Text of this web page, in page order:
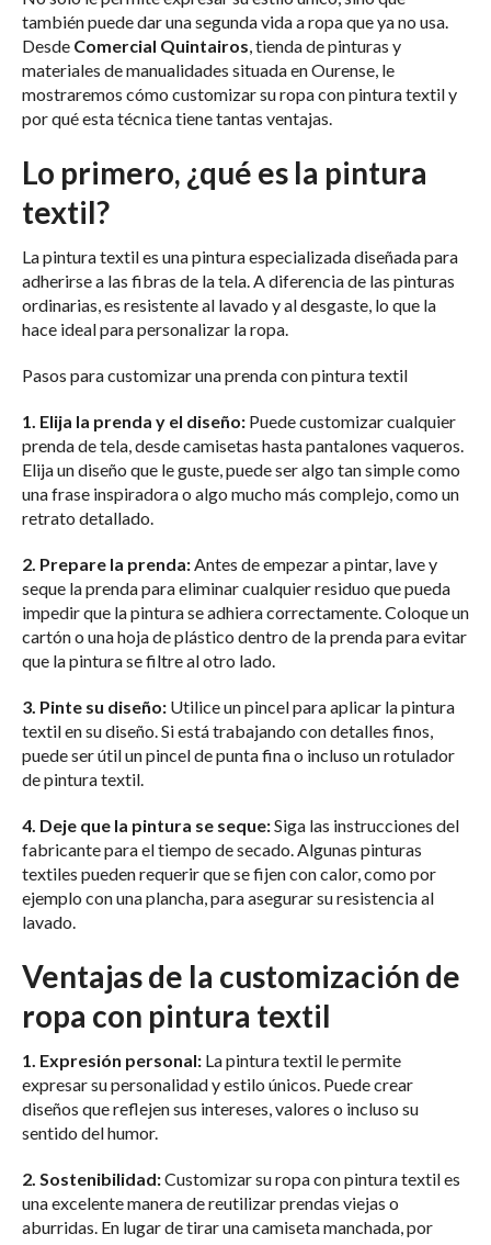
también puede dar una segunda vida a ropa que ya no usa.
Desde Comercial Quintairos, tienda de pinturas y
materiales de manualidades situada en Ourense, le
mostraremos cómo customizar su ropa con pintura textil y
por qué esta técnica tiene tantas ventajas.
Lo primero, ¿qué es la pintura
textil?
La pintura textil es una pintura especializada diseñada para
adherirse a las fibras de la tela. A diferencia de las pinturas
ordinarias, es resistente al lavado y al desgaste, lo que la
hace ideal para personalizar la ropa.
Pasos para customizar una prenda con pintura textil
1. Elija la prenda y el diseño: Puede customizar cualquier
prenda de tela, desde camisetas hasta pantalones vaqueros.
Elija un diseño que le guste, puede ser algo tan simple como
una frase inspiradora o algo mucho más complejo, como un
retrato detallado.
2. Prepare la prenda:Antes de empezar a pintar, lave y
seque la prenda para eliminar cualquier residuo que pueda
impedir que la pintura se adhiera correctamente. Coloque un
cartón o una hoja de plástico dentro de la prenda para evitar
que la pintura se filtre al otro lado.
3. Pinte su diseño: Utilice un pincel para aplicar la pintura
textil en su diseño. Si está trabajando con detalles finos,
puede ser útil un pincel de punta fina o incluso un rotulador
de pintura textil.
4. Deje que la pintura se seque:Siga las instrucciones del
fabricante para el tiempo de secado. Algunas pinturas
textiles pueden requerir que se fijen con calor, como por
ejemplo con una plancha, para asegurar su resistencia al
lavado.
Ventajas de la customización de
ropa con pintura textil
1. Expresión personal: La pintura textil le permite
expresar su personalidad y estilo únicos. Puede crear
diseños que reflejen sus intereses, valores o incluso su
sentido del humor.
2. Sostenibilidad:Customizar su ropa con pintura textil es
una excelente manera de reutilizar prendas viejas o
aburridas. En lugar de tirar una camiseta manchada, por